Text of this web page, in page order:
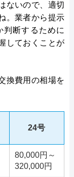
ないので、適切
。業者から提示
判断するために
しておくことが
換費用の相場を
24号
80,000円～
320,000円